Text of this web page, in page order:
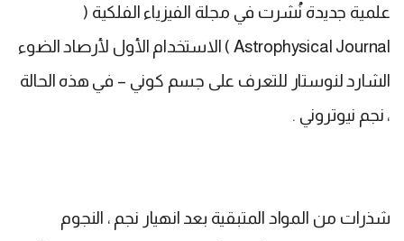
علمية جديدة نُشرت في مجلة الفيزياء الفلكية (
Astrophysical Journal ) الاستخدام الأول لأرصاد الضوء
الشارد لنوستار للتعرف على جسم كوني – في هذه الحالة
، نجم نيوتروني .
شذرات من المواد المتبقية بعد انهيار نجم ، النجوم